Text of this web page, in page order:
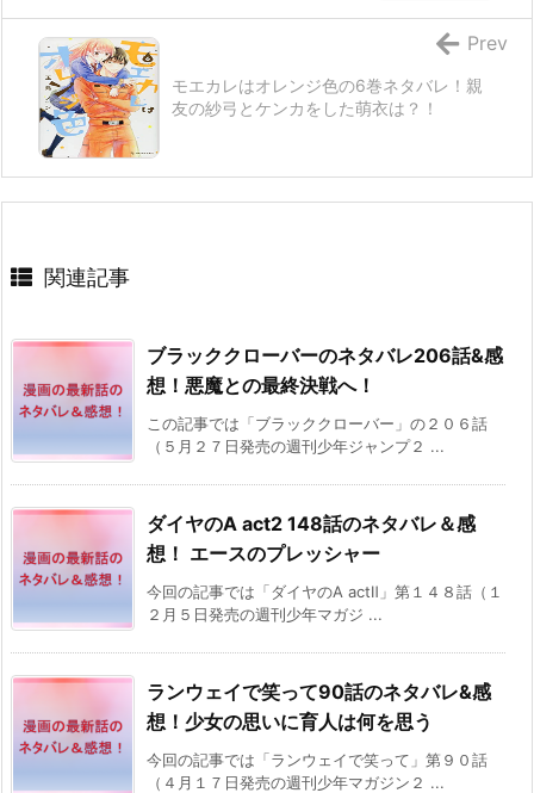
モエカレはオレンジ色の6巻ネタバレ！親
友の紗弓とケンカをした萌衣は？！
Prev
関連記事
ブラッククローバーのネタバレ206話&感
想！悪魔との最終決戦へ！
この記事では「ブラッククローバー」の２０６話
（５月２７日発売の週刊少年ジャンプ２ ...
ダイヤのA act2 148話のネタバレ＆感
想！ エースのプレッシャー
今回の記事では「ダイヤのA actⅡ」第１４８話（１
２月５日発売の週刊少年マガジ ...
ランウェイで笑って90話のネタバレ&感
想！少女の思いに育人は何を思う
今回の記事では「ランウェイで笑って」第９０話
（４月１７日発売の週刊少年マガジン２ ...